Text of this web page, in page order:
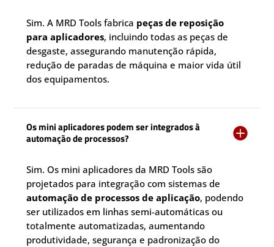
Sim. A MRD Tools fabrica peças de reposição
para aplicadores, incluindo todas as peças de
desgaste, assegurando manutenção rápida,
redução de paradas de máquina e maior vida útil
dos equipamentos.
Os mini aplicadores podem ser integrados à
automação de processos?

Sim. Os mini aplicadores da MRD Tools são
projetados para integração com sistemas de
automação de processos de aplicação, podendo
ser utilizados em linhas semi-automáticas ou
totalmente automatizadas, aumentando
produtividade, segurança e padronização do